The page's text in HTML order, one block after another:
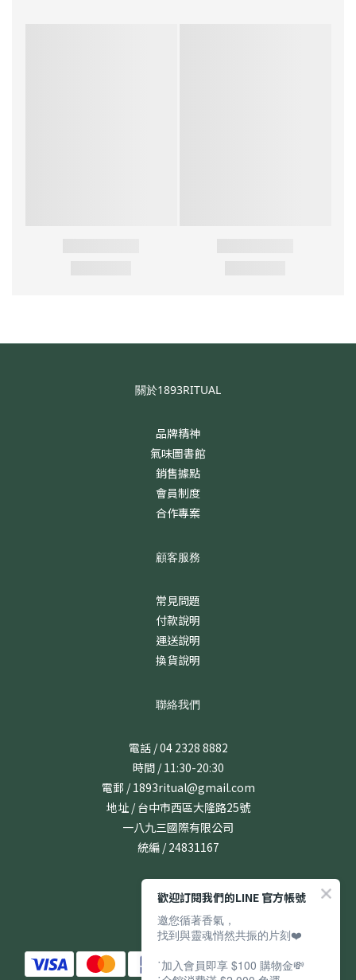
關於1893RITUAL
品牌精神
氣味圖書館
銷售據點
會員制度
合作專案
顧客服務
常見問題
付款說明
運送說明
換貨說明
聯絡我們
電話 / 04 2328 8882
時間 / 11:30-20:30
電郵 / 1893ritual@gmail.com
地址 / 台中市西區大隆路25號
一八九三國際有限公司
統編 / 24831167
歡迎訂閱我們的LINE 官方帳號
邀您循著香氣，
找到與靈魂悄然共振的片刻❤️
˙加入會員即享 $100 購物金💸